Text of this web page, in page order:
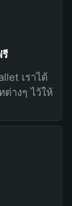
เราได้
ต่างๆ ไว้ให้